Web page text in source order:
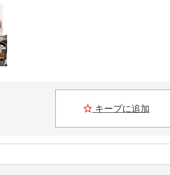
キープに追加